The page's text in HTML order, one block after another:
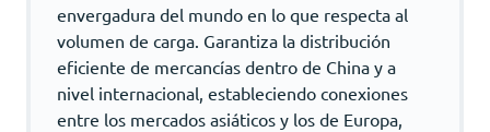
envergadura del mundo en lo que respecta al
volumen de carga. Garantiza la distribución
eficiente de mercancías dentro de China y a
nivel internacional, estableciendo conexiones
entre los mercados asiáticos y los de Europa,